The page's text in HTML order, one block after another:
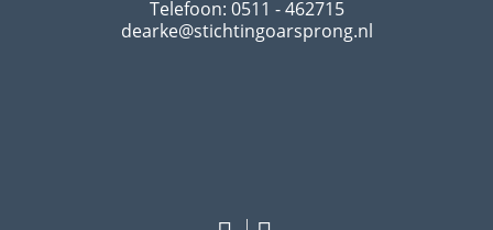
Telefoon: 0511 - 462715
dearke@stichtingoarsprong.nl